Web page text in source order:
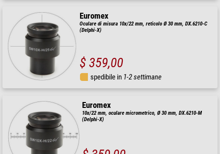
Euromex
Oculare di misura 10x/22 mm, reticolo Ø 30 mm, DX.6210-C
(Delphi-X)
$ 359,00
spedibile in 1-2 settimane
Euromex
10x/22 mm, oculare micrometrico, Ø 30 mm, DX.6210-M
(Delphi-X)